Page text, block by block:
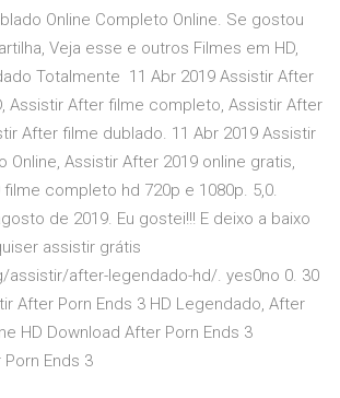
Online Completo Online. Se gostou
Veja esse e outros Filmes em HD,
Totalmente 11 Abr 2019 Assistir After
Assistir After filme completo, Assistir After
After filme dublado. 11 Abr 2019 Assistir
Online, Assistir After 2019 online gratis,
completo hd 720p e 1080p. 5,0.
de 2019. Eu gostei!!! E deixo a baixo
assistir grátis
assistir/after-legendado-hd/. yes0no 0. 30
After Porn Ends 3 HD Legendado, After
HD Download After Porn Ends 3
Ends 3